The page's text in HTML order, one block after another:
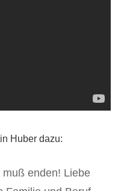
Huber dazu:
muß enden! Liebe